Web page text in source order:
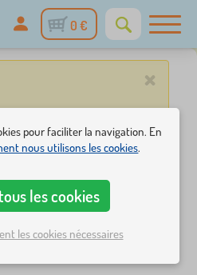
0 €
×
pour faciliter la navigation. En
nous utilisons les cookies.
les cookies
les cookies nécessaires